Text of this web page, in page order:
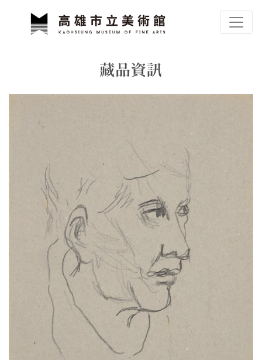
高雄市立美術館
網頁導覽